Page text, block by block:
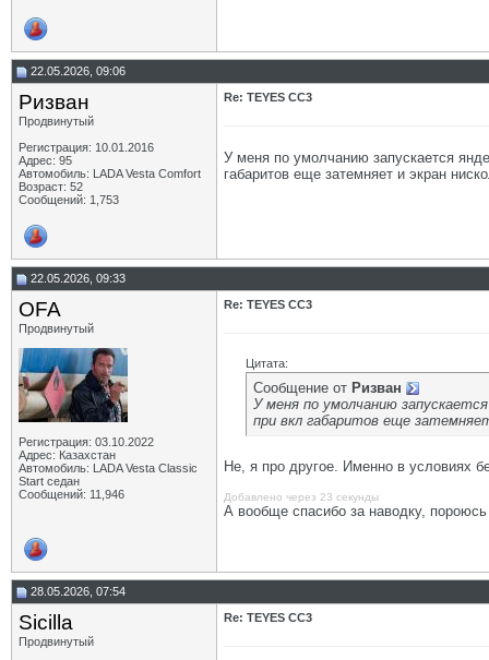
22.05.2026, 09:06
Ризван
Продвинутый
Регистрация: 10.01.2016
Адрес: 95
Автомобиль: LADA Vesta Сomfort
Возраст: 52
Сообщений: 1,753
Re: TEYES CC3
У меня по умолчанию запускается
габаритов еще затемняет и экран
22.05.2026, 09:33
OFA
Продвинутый
Регистрация: 03.10.2022
Адрес: Казахстан
Автомобиль: LADA Vesta Classic
Start седан
Сообщений: 11,946
Re: TEYES CC3
Цитата:
Сообщение от Ризван
У меня по умолчанию
при вкл габаритов еще
Не, я про другое. Именно в условиях
Добавлено через 23 секунды
А вообще спасибо за наводку,
28.05.2026, 07:54
Sicilla
Продвинутый
Re: TEYES CC3